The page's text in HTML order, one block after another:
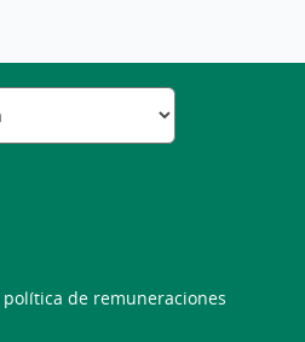
de remuneraciones